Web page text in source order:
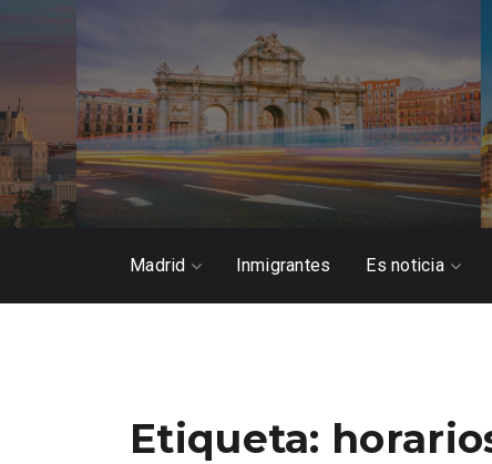
Madrid Inmigrantes Es noticia
Etiqueta: